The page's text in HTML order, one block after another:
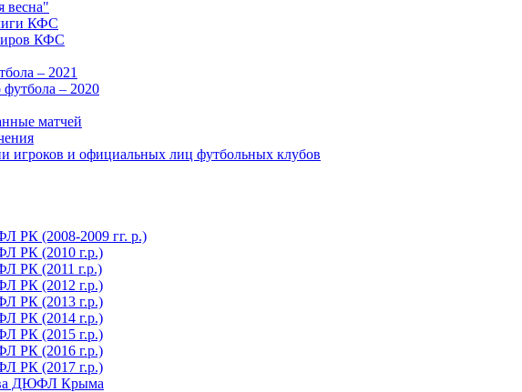
весна"
КФС
КФС
– 2021
футбола – 2020
матчей
игроков и официальных лиц футбольных клубов
РК (2008-2009 гг. р.)
РК (2010 г.р.)
РК (2011 г.р.)
РК (2012 г.р.)
РК (2013 г.р.)
РК (2014 г.р.)
РК (2015 г.р.)
РК (2016 г.р.)
РК (2017 г.р.)
ДЮФЛ Крыма